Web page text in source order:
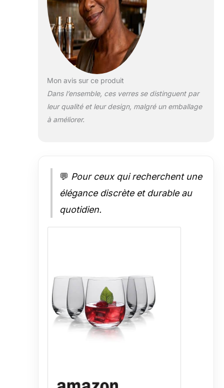
cuisine et maison. Résistant à la
casse : nos ustensiles de bar en
cristal sont résistants aux
casses, aux éclats et aux rayures
pour résister à un usage
quotidien et divertissant. Passe
au lave-vaisselle : les verres en
cristal sont faciles à laver et
passent au lave-vaisselle. Un
cadeau parfait ou un must have
pour une nouvelle maison ou un
Mon avis sur ce produit
Dans l’ensemble, ces verres se distinguent par
leur qualité et leur design, malgré un emballage
à améliorer.
💬 Pour ceux qui recherchent une
élégance discrète et durable au
quotidien.